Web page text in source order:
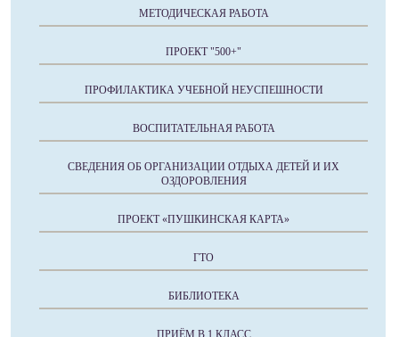
МЕТОДИЧЕСКАЯ РАБОТА
ПРОЕКТ "500+"
ПРОФИЛАКТИКА УЧЕБНОЙ НЕУСПЕШНОСТИ
ВОСПИТАТЕЛЬНАЯ РАБОТА
СВЕДЕНИЯ ОБ ОРГАНИЗАЦИИ ОТДЫХА ДЕТЕЙ И ИХ
ОЗДОРОВЛЕНИЯ
ПРОЕКТ «ПУШКИНСКАЯ КАРТА»
ГТО
БИБЛИОТЕКА
ПРИЁМ В 1 КЛАСС